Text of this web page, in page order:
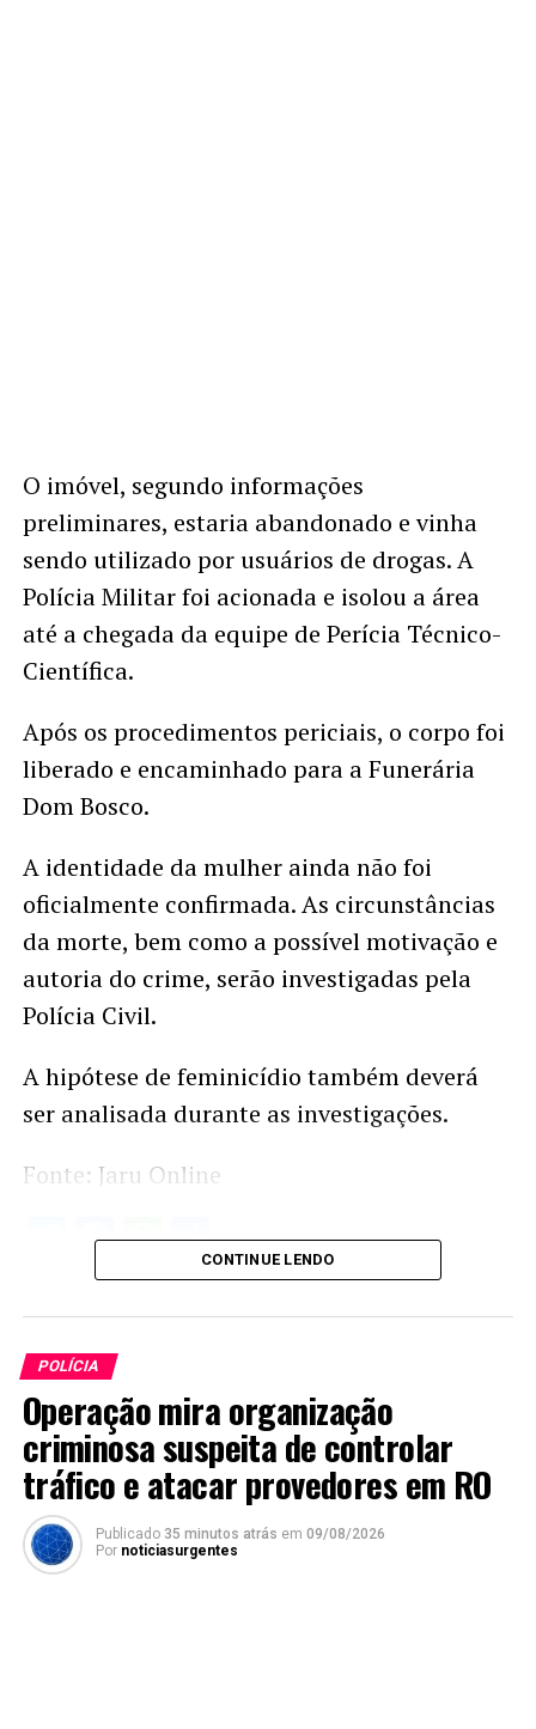
O imóvel, segundo informações
preliminares, estaria abandonado e vinha
sendo utilizado por usuários de drogas. A
Polícia Militar foi acionada e isolou a área
até a chegada da equipe de Perícia Técnico-
Científica.
Após os procedimentos periciais, o corpo foi
liberado e encaminhado para a Funerária
Dom Bosco.
A identidade da mulher ainda não foi
oficialmente confirmada. As circunstâncias
da morte, bem como a possível motivação e
autoria do crime, serão investigadas pela
Polícia Civil.
A hipótese de feminicídio também deverá
ser analisada durante as investigações.
Fonte: Jaru Online
Twitter
Facebook
WhatsApp
Share
CONTINUE LENDO
POLÍCIA
Operação mira organização
criminosa suspeita de controlar
tráfico e atacar provedores em RO
Publicado 35 minutos atrás em 09/08/2026
Por noticiasurgentes